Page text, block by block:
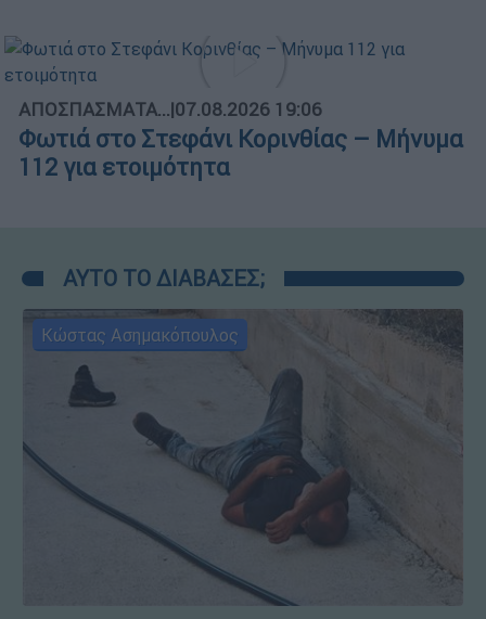
ΑΠΟΣΠΑΣΜΑΤΑ...|07.08.2026 19:06
Φωτιά στο Στεφάνι Κορινθίας – Μήνυμα
112 για ετοιμότητα
ΑΥΤΟ ΤΟ ΔΙΑΒΑΣΕΣ;
Κώστας Ασημακόπουλος